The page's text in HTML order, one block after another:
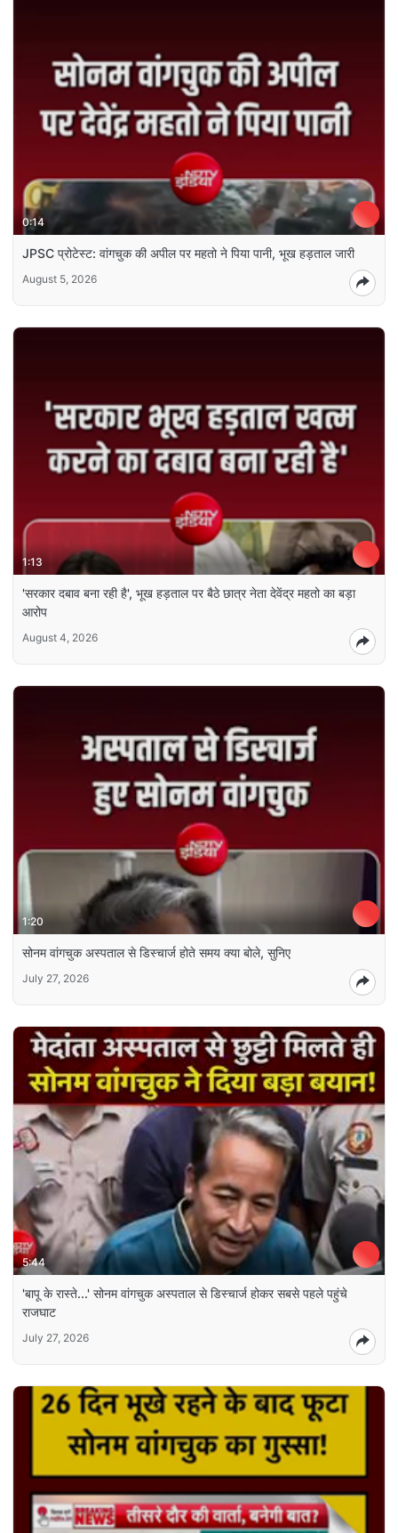
0:14
JPSC प्रोटेस्‍ट: वांगचुक की अपील पर महतो ने पिया पानी, भूख हड़ताल जारी
August 5, 2026
1:13
'सरकार दबाव बना रही है', भूख हड़ताल पर बैठे छात्र नेता देवेंद्र महतो का बड़ा
आरोप
August 4, 2026
1:20
सोनम वांगचुक अस्‍पताल से डिस्‍चार्ज होते समय क्‍या बोले, सुनिए
July 27, 2026
5:44
'बापू के रास्‍ते...' सोनम वांगचुक अस्‍पताल से डिस्‍चार्ज होकर सबसे पहले पहुंचे
राजघाट
July 27, 2026